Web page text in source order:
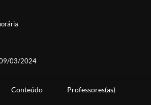
09/03/2024
Conteúdo Professores(as)